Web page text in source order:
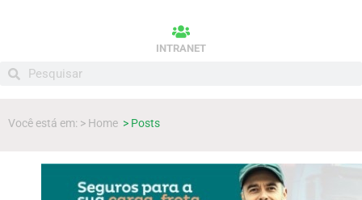
INTRANET
Você está em: > Home > Posts